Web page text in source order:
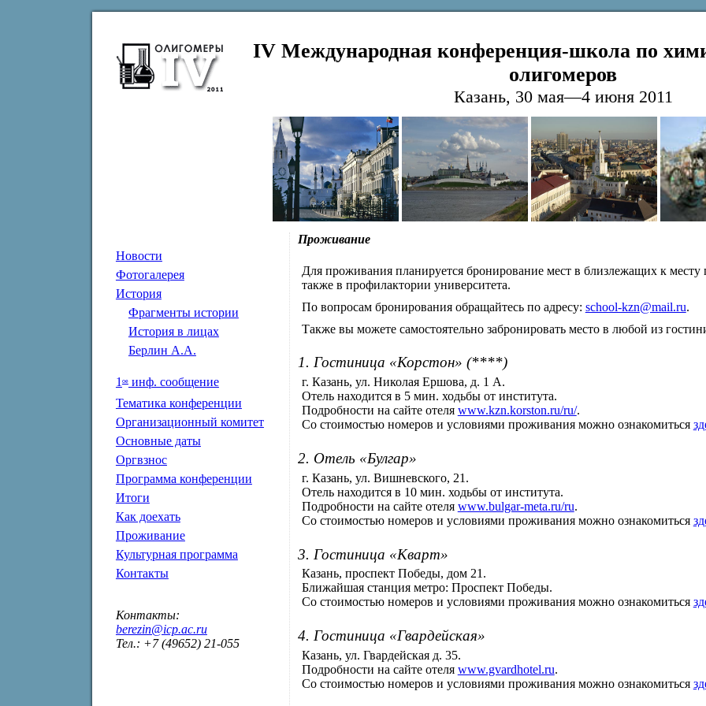
IV Международная конференция-школа по
олигомеров
Казань, 30 мая—4 июня 2011
Новости
Фотогалерея
История
Фрагменты истории
История в лицах
Берлин А.А.
1 оеинф. сообщение
Тематика конференции
Организационный комитет
Основные даты
Оргвзнос
Программа конференции
Итоги
Как доехать
Проживание
Культурная программа
Контакты
Контакты:
berezin@icp.ac.ru
Тел.: +7 (49652) 21-055
Проживание
Для проживания планируется бронирование мест в близлежащих к
также в профилактории университета.
По вопросам бронирования обращайтесь по адресу: school-kzn@mail.ru.
Также вы можете самостоятельно забронировать место в любой из
1. Гостиница «Корстон» (****)
г. Казань, ул. Николая Ершова, д. 1 А.
Отель находится в 5 мин. ходьбы от института.
Подробности на сайте отеля www.kzn.korston.ru/ru/.
Со стоимостью номеров и условиями проживания можно ознакомиться
2. Отель «Булгар»
г. Казань, ул. Вишневского, 21.
Отель находится в 10 мин. ходьбы от института.
Подробности на сайте отеля www.bulgar-meta.ru/ru.
Со стоимостью номеров и условиями проживания можно ознакомиться
3. Гостиница «Кварт»
Казань, проспект Победы, дом 21.
Ближайшая станция метро: Проспект Победы.
Со стоимостью номеров и условиями проживания можно ознакомиться
4. Гостиница «Гвардейская»
Казань, ул. Гвардейская д. 35.
Подробности на сайте отеля www.gvardhotel.ru.
Со стоимостью номеров и условиями проживания можно ознакомиться